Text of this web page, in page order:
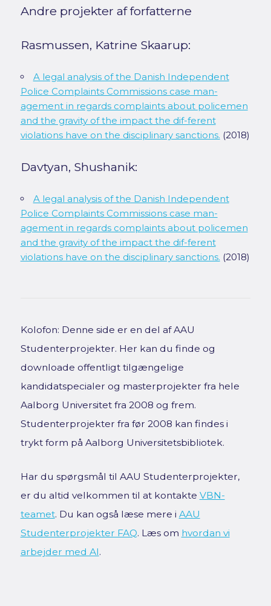
Andre projekter af forfatterne
Rasmussen, Katrine Skaarup:
A legal analysis of the Danish Independent
Police Complaints Commissions case man-
agement in regards complaints about policemen
and the gravity of the impact the dif-ferent
violations have on the disciplinary sanctions. (2018)
Davtyan, Shushanik:
A legal analysis of the Danish Independent
Police Complaints Commissions case man-
agement in regards complaints about policemen
and the gravity of the impact the dif-ferent
violations have on the disciplinary sanctions. (2018)
Kolofon: Denne side er en del af AAU
Studenterprojekter. Her kan du finde og
downloade offentligt tilgængelige
kandidatspecialer og masterprojekter fra hele
Aalborg Universitet fra 2008 og frem.
Studenterprojekter fra før 2008 kan findes i
trykt form på Aalborg Universitetsbibliotek.
Har du spørgsmål til AAU Studenterprojekter,
er du altid velkommen til at kontakte VBN-
teamet. Du kan også læse mere i AAU
Studenterprojekter FAQ. Læs om hvordan vi
arbejder med AI.